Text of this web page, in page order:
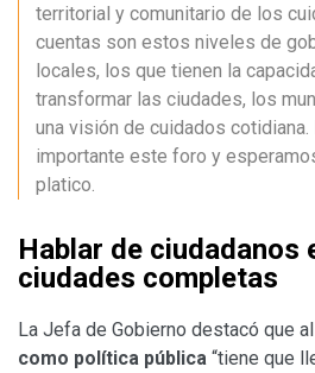
territorial y comunitario de los
cuentas son estos niveles de
locales, los que tienen la
transformar las ciudades, los
una visión de cuidados
importante este foro y
platico.
Hablar de ciudadanos
ciudades completas
La Jefa de Gobierno destacó que
como política pública “tiene que